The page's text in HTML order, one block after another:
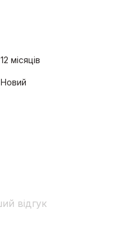
12 місяців
Новий
відгук